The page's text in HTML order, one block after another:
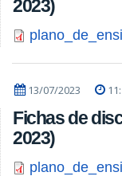
2023)
13/07/2023
Fichas de
2023)